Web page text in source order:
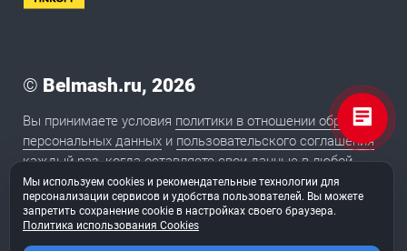
© Belmash.ru, 2026
Вы принимаете условия политики в отношении обработки
персональных данных и пользовательского соглашения
каждый раз, когда оставляете свои данные в любой
форме обратной связи на сайте BELMASH.RU
Мы используем cookies и рекомендательные технологии для
персонализации сервисов и удобства пользователей. Вы можете
запретить сохранение cookie в настройках своего браузера.
Политика использования Cookies